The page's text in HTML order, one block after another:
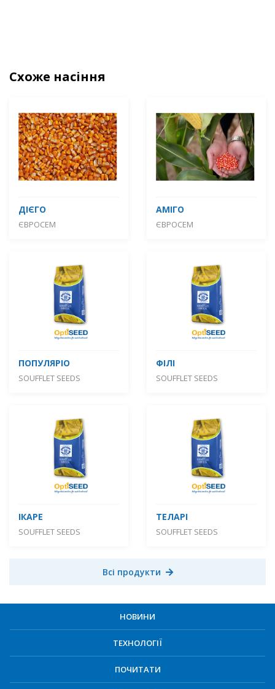
Схоже насіння
ДІЄГО
ЄВРОСЕМ
АМІГО
ЄВРОСЕМ
ПОПУЛЯРІО
SOUFFLET SEEDS
ФІЛІ
SOUFFLET SEEDS
ІКАРЕ
SOUFFLET SEEDS
ТЕЛАРІ
SOUFFLET SEEDS
Всі продукти
НОВИНИ
ТЕХНОЛОГІЇ
ПОЧИТАТИ